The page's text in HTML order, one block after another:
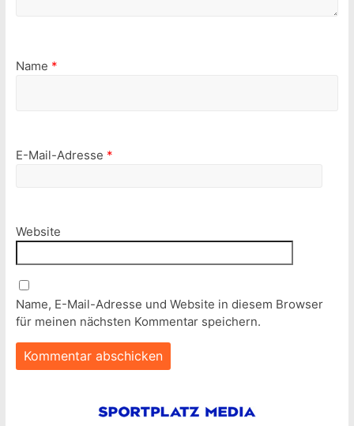
Name *
E-Mail-Adresse *
Website
Name, E-Mail-Adresse und Website in diesem Browser
für meinen nächsten Kommentar speichern.